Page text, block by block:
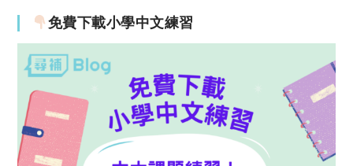
免費下載小學中文練習